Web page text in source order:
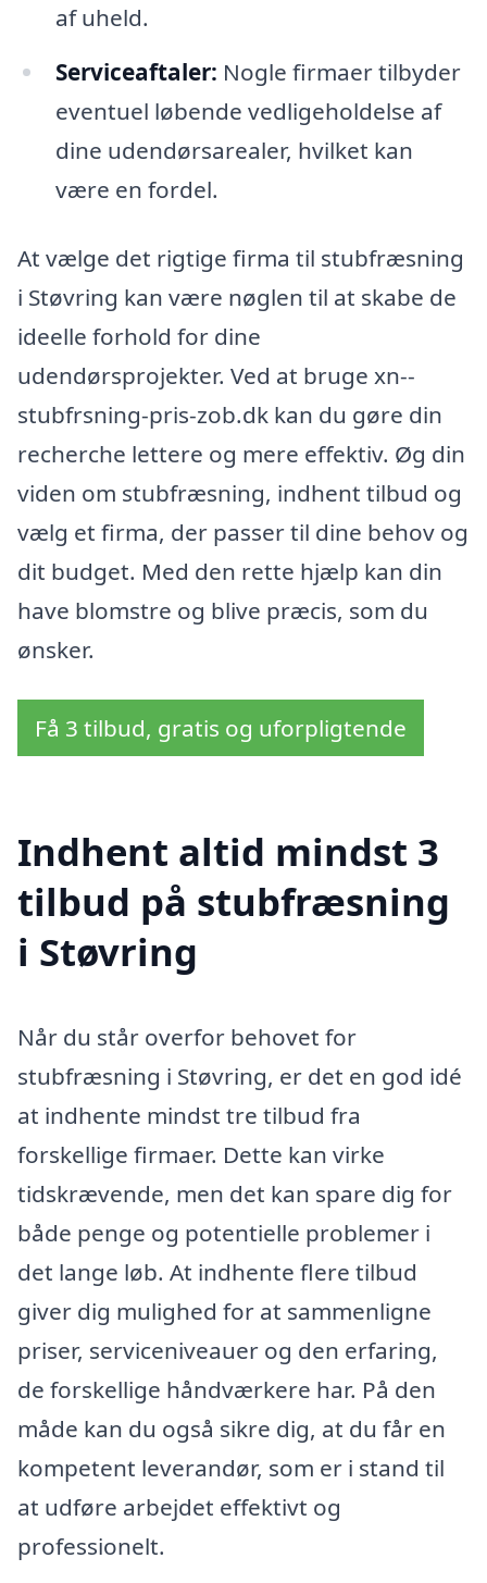
af uheld.
Serviceaftaler: Nogle firmaer tilbyder
eventuel løbende vedligeholdelse af
dine udendørsarealer, hvilket kan
være en fordel.
At vælge det rigtige firma til stubfræsning
i Støvring kan være nøglen til at skabe de
ideelle forhold for dine
udendørsprojekter. Ved at bruge xn--
stubfrsning-pris-zob.dk kan du gøre din
recherche lettere og mere effektiv. Øg din
viden om stubfræsning, indhent tilbud og
vælg et firma, der passer til dine behov og
dit budget. Med den rette hjælp kan din
have blomstre og blive præcis, som du
ønsker.
Få 3 tilbud, gratis og uforpligtende
Indhent altid mindst 3
tilbud på stubfræsning
i Støvring
Når du står overfor behovet for
stubfræsning i Støvring, er det en god idé
at indhente mindst tre tilbud fra
forskellige firmaer. Dette kan virke
tidskrævende, men det kan spare dig for
både penge og potentielle problemer i
det lange løb. At indhente flere tilbud
giver dig mulighed for at sammenligne
priser, serviceniveauer og den erfaring,
de forskellige håndværkere har. På den
måde kan du også sikre dig, at du får en
kompetent leverandør, som er i stand til
at udføre arbejdet effektivt og
professionelt.